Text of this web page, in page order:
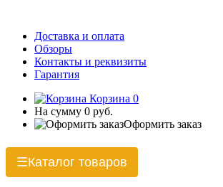
Доставка и оплата
Обзоры
Контакты и реквизиты
Гарантия
Корзина 0
На сумму 0 руб.
Оформить заказ
☰Каталог товаров